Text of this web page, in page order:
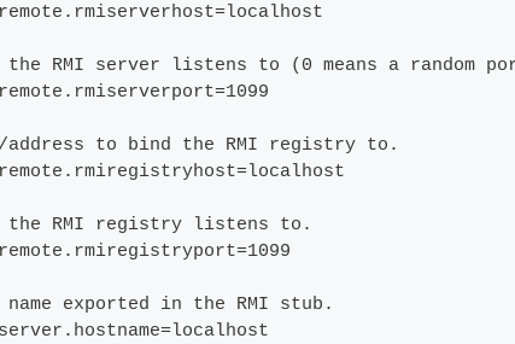
the RMI server listens to (0 means a random
address to bind the RMI registry to.
the RMI registry listens to.
name exported in the RMI stub.